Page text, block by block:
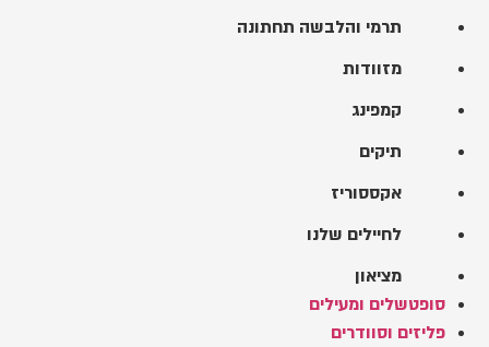
תרמי והלבשה תחתונה
מזוודות
קמפינג
תיקים
אקססוריז
לחיילים שלנו
מציאון
סופטשלים ומעילים
פליזים וסוודרים